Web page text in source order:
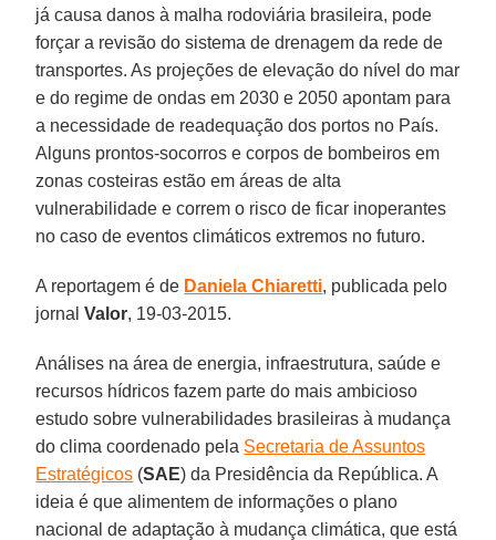
já causa danos à malha rodoviária brasileira, pode
forçar a revisão do sistema de drenagem da rede de
transportes. As projeções de elevação do nível do mar
e do regime de ondas em 2030 e 2050 apontam para
a necessidade de readequação dos portos no País.
Alguns prontos-socorros e corpos de bombeiros em
zonas costeiras estão em áreas de alta
vulnerabilidade e correm o risco de ficar inoperantes
no caso de eventos climáticos extremos no futuro.
A reportagem é de Daniela Chiaretti, publicada pelo
jornalValor, 19-03-2015.
Análises na área de energia, infraestrutura, saúde e
recursos hídricos fazem parte do mais ambicioso
estudo sobre vulnerabilidades brasileiras à mudança
do clima coordenado pela Secretaria de Assuntos
Estratégicos (SAE) da Presidência da República. A
ideia é que alimentem de informações o plano
nacional de adaptação à mudança climática, que está